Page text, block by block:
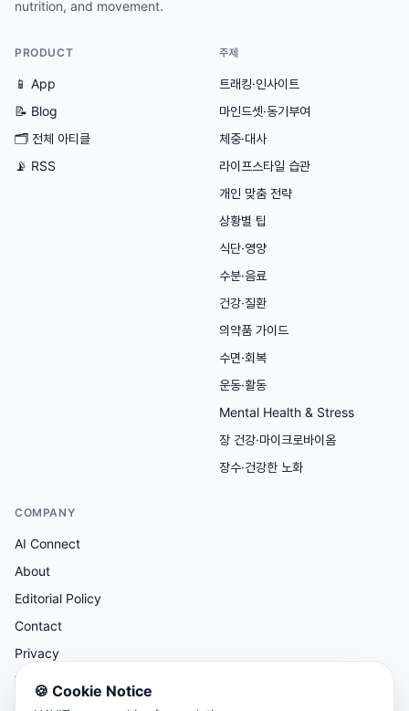
nutrition, and movement.
PRODUCT
📱 App
📝 Blog
🗂 전체 아티클
📡 RSS
주제
트래킹·인사이트
마인드셋·동기부여
체중·대사
라이프스타일 습관
개인 맞춤 전략
상황별 팁
식단·영양
수분·음료
건강·질환
의약품 가이드
수면·회복
운동·활동
Mental Health & Stress
장 건강·마이크로바이옴
장수·건강한 노화
COMPANY
AI Connect
About
Editorial Policy
Contact
Privacy
Terms
🍪 Cookie Notice